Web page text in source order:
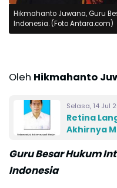
Hikmahanto Juwana, Guru
Indonesia. (Foto Antara.com)
Oleh Hikmahanto
Selasa, 14 Jul
Retina
Akhirnya
Guru Besar Hukum
Indonesia